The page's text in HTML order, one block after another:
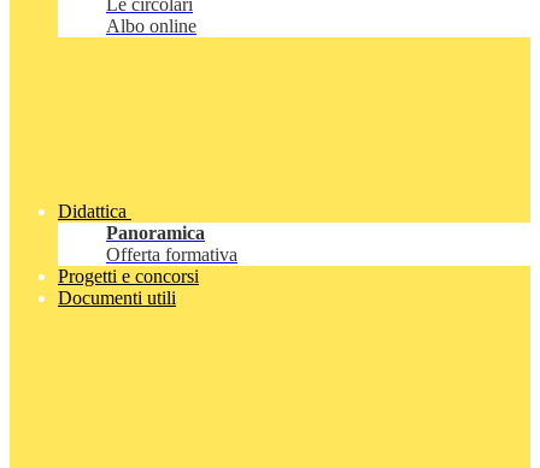
Le circolari
Albo online
Didattica
Panoramica
Offerta formativa
Progetti e concorsi
Documenti utili